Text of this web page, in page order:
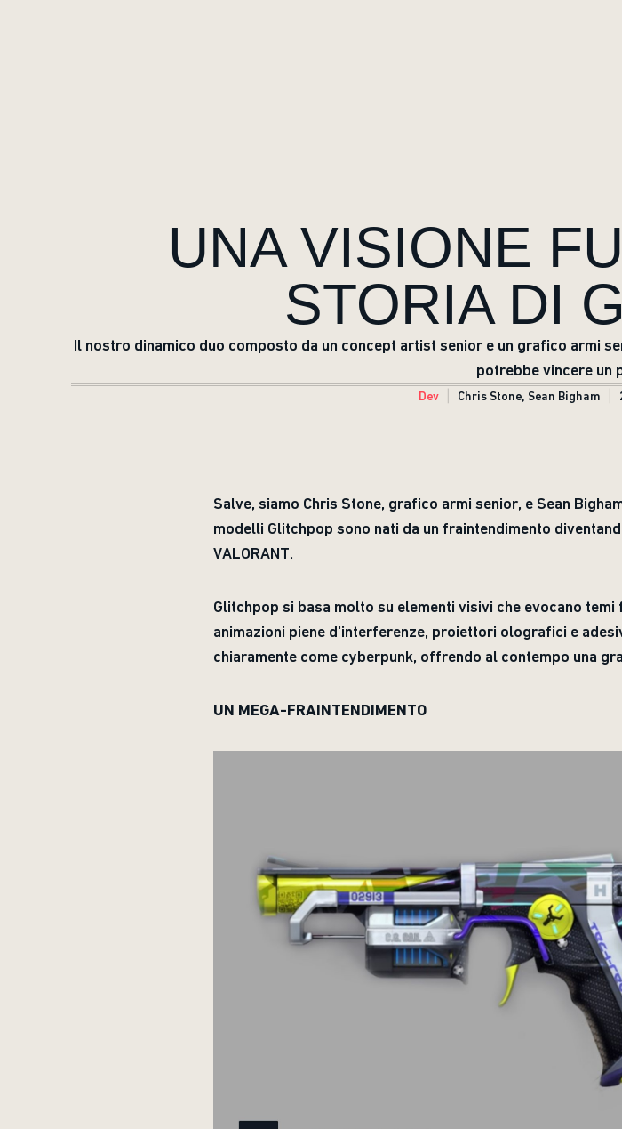
UNA VISIONE
STORIA DI
Il nostro dinamico duo composto da un concept artist senior e un grafico armi
potrebbe vincere un
Dev Chris Stone, Sean Bigham
Salve, siamo Chris Stone, grafico armi senior, e Sean
modelli Glitchpop sono nati da un fraintendimento
VALORANT.
Glitchpop si basa molto su elementi visivi che evocano
animazioni piene d'interferenze, proiettori olografici e
chiaramente come cyberpunk, offrendo al contempo una
UN MEGA-FRAINTENDIMENTO